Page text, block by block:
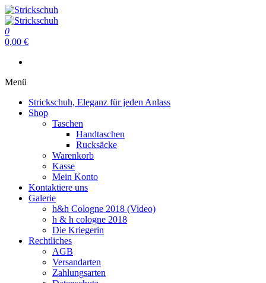
Zum
Inhalt
springen
Strickschuh
Strickschuh
0
0,00 €
Menü
Strickschuh, Eleganz für jeden Anlass
Shop
Taschen
Handtaschen
Rucksäcke
Warenkorb
Kasse
Mein Konto
Kontaktiere uns
Galerie
h&h Cologne 2018 (Video)
h & h cologne 2018
Die Kriegerin
Rechtliches
AGB
Versandarten
Zahlungsarten